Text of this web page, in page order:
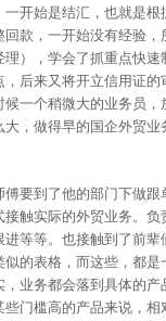
开始是结汇，也就是
款，一开始没有经验
），学会了抓重点快
后来又将开立信用证
一个稍微大的业务员
，做得早的国企外贸业
要到了他的部门下做
触实际的外贸业务。
等等。也接触到了前
的表格，而这些，都是
业务都会落到具体的
门槛高的产品来说，